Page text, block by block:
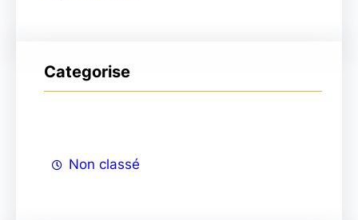
Categorise
Non classé